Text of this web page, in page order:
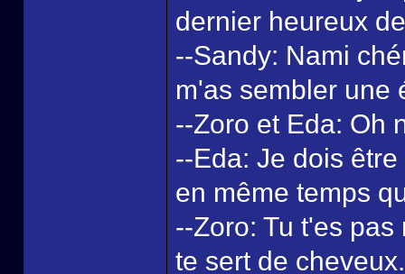
dernier heureux
--Sandy: Nami
m'as sembler une
--Zoro et Eda: Oh
--Eda: Je dois
en même temps
--Zoro: Tu t'es
te sert de cheveux.